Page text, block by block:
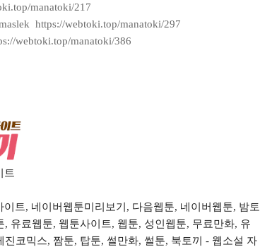
manatoki/217
https://webtoki.top/manatoki/297
webtoki.top/manatoki/386
트
트, 네이버웹툰미리보기, 다음웹툰, 네이버웹툰, 밤토
유료웹툰, 웹툰사이트, 웹툰, 성인웹툰, 무료만화, 유
코믹스, 짬툰, 탑툰, 썰만화, 썰툰, 북토끼 - 웹소설 자